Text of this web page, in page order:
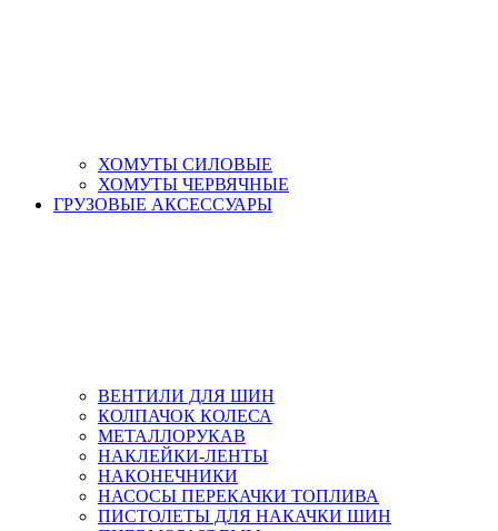
ХОМУТЫ СИЛОВЫЕ
ХОМУТЫ ЧЕРВЯЧНЫЕ
ГРУЗОВЫЕ АКСЕССУАРЫ
ВЕНТИЛИ ДЛЯ ШИН
КОЛПАЧОК КОЛЕСА
МЕТАЛЛОРУКАВ
НАКЛЕЙКИ-ЛЕНТЫ
НАКОНЕЧНИКИ
НАСОСЫ ПЕРЕКАЧКИ ТОПЛИВА
ПИСТОЛЕТЫ ДЛЯ НАКАЧКИ ШИН